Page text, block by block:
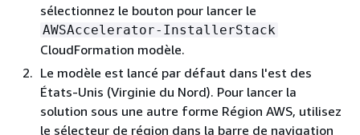
sélectionnez le bouton pour lancer le
AWSAccelerator-InstallerStack
CloudFormation modèle.
Le modèle est lancé par défaut dans l'est des
États-Unis (Virginie du Nord). Pour lancer la
solution sous une autre forme Région AWS, utilisez
le sélecteur de région dans la barre de navigation